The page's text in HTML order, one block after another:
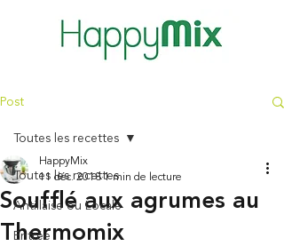
Post
Toutes les recettes
Antillaise ou Locale
Entrée
Toutes les recettes
Soufflé aux agrumes au
Thermomix
HappyMix
11 déc. 2018 1 min de lecture